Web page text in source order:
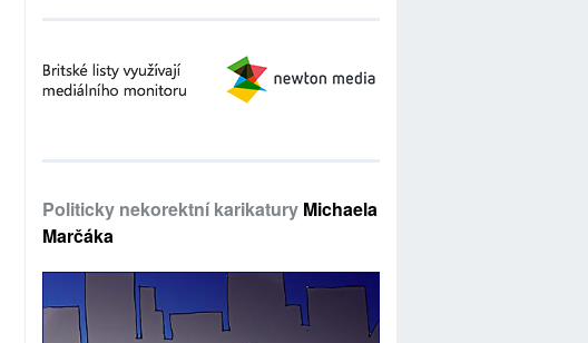
Politicky nekorektní karikatury Michaela
Marčáka